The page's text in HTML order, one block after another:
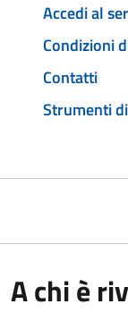
Accedi al
Condizioni
Contatti
Strumenti
A chi è